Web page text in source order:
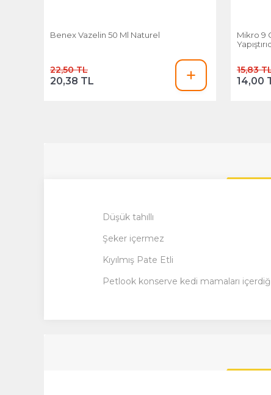
Benex Vazelin 50 Ml Naturel
22,50 TL
20,38 TL
Mikro 9
15,83
14,00
Düşük tahıllı
Şeker içermez
Kıyılmış Pate Etli
Petlook konserve kedi mamaları